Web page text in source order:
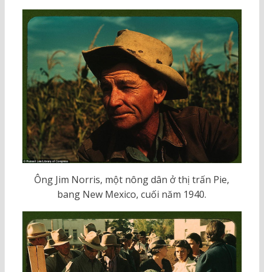
Ông Jim Norris, một nông dân ở thị trấn Pie,
bang New Mexico, cuối năm 1940.